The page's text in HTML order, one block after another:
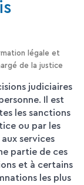
légale et
de la justice
judiciaires
Il est
les sanctions
ou par les
services
partie de ces
et à certains
les plus